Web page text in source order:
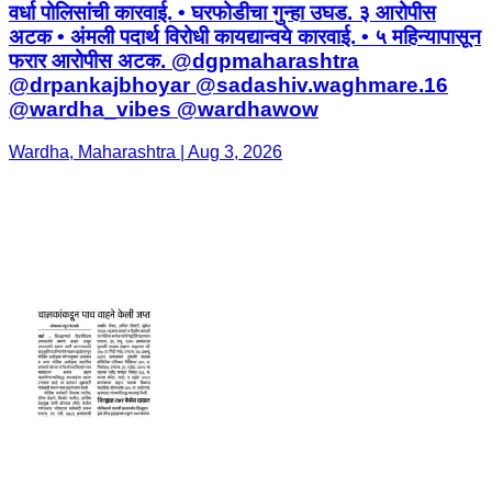
वर्धा पोलिसांची कारवाई. • घरफोडीचा गुन्हा उघड. ३ आरोपीस
अटक • अंमली पदार्थ विरोधी कायद्यान्वये कारवाई. • ५ महिन्यापासून
फरार आरोपीस अटक. @dgpmaharashtra
@drpankajbhoyar @sadashiv.waghmare.16
@wardha_vibes @wardhawow
Wardha, Maharashtra | Aug 3, 2026